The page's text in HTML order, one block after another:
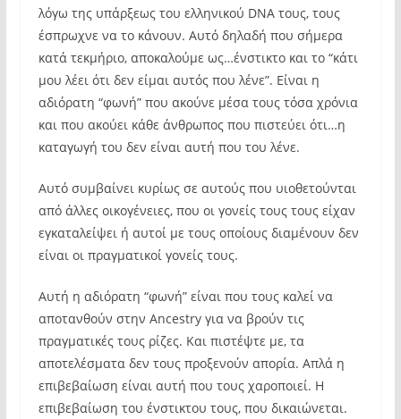
λόγω της υπάρξεως του ελληνικού DNA τους, τους
έσπρωχνε να το κάνουν. Αυτό δηλαδή που σήμερα
κατά τεκμήριο, αποκαλούμε ως…ένστικτο και το “κάτι
μου λέει ότι δεν είμαι αυτός που λένε”. Είναι η
αδιόρατη “φωνή” που ακούνε μέσα τους τόσα χρόνια
και που ακούει κάθε άνθρωπος που πιστεύει ότι…η
καταγωγή του δεν είναι αυτή που του λένε.
Αυτό συμβαίνει κυρίως σε αυτούς που υιοθετούνται
από άλλες οικογένειες, που οι γονείς τους τους είχαν
εγκαταλείψει ή αυτοί με τους οποίους διαμένουν δεν
είναι οι πραγματικοί γονείς τους.
Αυτή η αδιόρατη “φωνή” είναι που τους καλεί να
αποτανθούν στην Ancestry για να βρούν τις
πραγματικές τους ρίζες. Και πιστέψτε με, τα
αποτελέσματα δεν τους προξενούν απορία. Απλά η
επιβεβαίωση είναι αυτή που τους χαροποιεί. Η
επιβεβαίωση του ένστικτου τους, που δικαιώνεται.